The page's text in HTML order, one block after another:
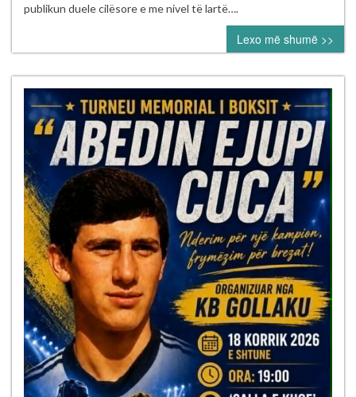
publikun duele cilësore e me nivel të lartë….
Lexo më shumë >>